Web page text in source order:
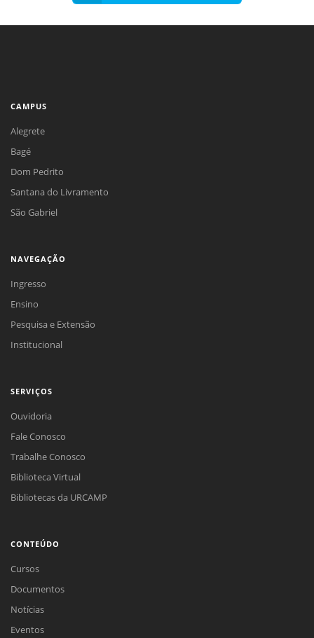
CAMPUS
Alegrete
Bagé
Dom Pedrito
Santana do Livramento
São Gabriel
NAVEGAÇÃO
Ingresso
Ensino
Pesquisa e Extensão
Institucional
SERVIÇOS
Ouvidoria
Fale Conosco
Trabalhe Conosco
Biblioteca Virtual
Bibliotecas da URCAMP
CONTEÚDO
Cursos
Documentos
Notícias
Eventos